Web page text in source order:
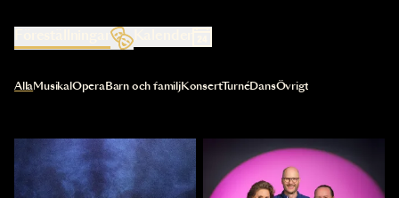
Kalender
Val av kategori uppdaterar innehållet automatiskt
AllaMusikal OperaBarn och familjKonsertTurnéDansÖvrigt